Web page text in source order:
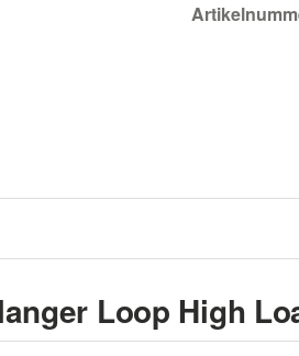
Loop High